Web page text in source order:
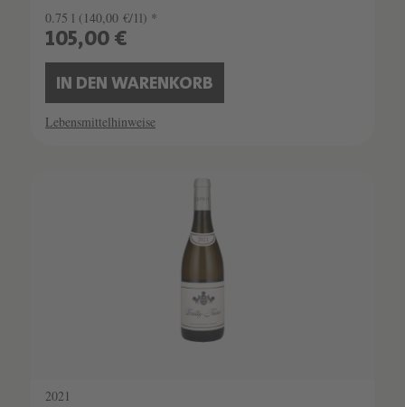
0.75 l (140,00 €/1l) *
105,00 €
IN DEN WARENKORB
Lebensmittelhinweise
2021